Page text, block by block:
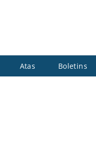
Atas Boletins